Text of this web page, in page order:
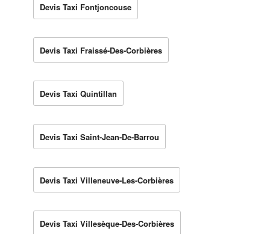
Devis Taxi Fontjoncouse
Devis Taxi Fraissé-Des-Corbières
Devis Taxi Quintillan
Devis Taxi Saint-Jean-De-Barrou
Devis Taxi Villeneuve-Les-Corbières
Devis Taxi Villesèque-Des-Corbières